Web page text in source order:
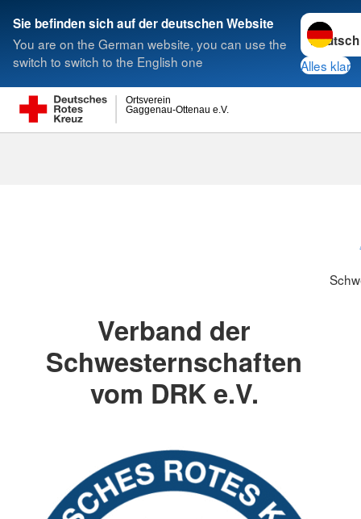
Sie befinden sich auf der deutschen Website
You are on the German website, you can use the
switch to switch to the English one
Sprache
Alles klar
Gaggenau-Ottenau e.V.
Ortsverein
Suche
Verband der
Schwesternschaften
vom DRK e.V.